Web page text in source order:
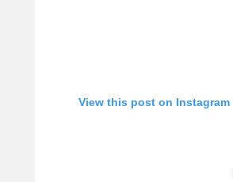
View this post on Instagram